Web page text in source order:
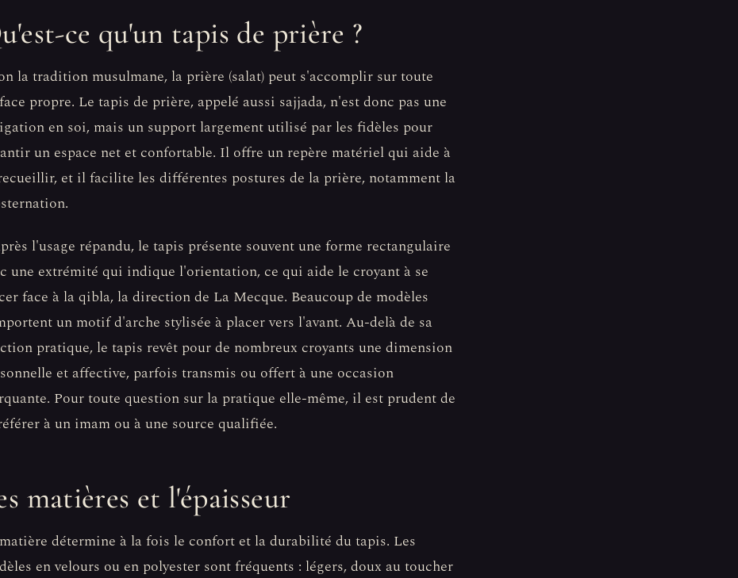
ce qu'un tapis de prière ?
la tradition musulmane, la prière (salat) peut s'accomplir sur toute
propre. Le tapis de prière, appelé aussi sajjada, n'est donc pas une
en soi, mais un support largement utilisé par les fidèles pour
un espace net et confortable. Il offre un repère matériel qui aide à
et il facilite les différentes postures de la prière, notamment la
l'usage répandu, le tapis présente souvent une forme rectangulaire
une extrémité qui indique l'orientation, ce qui aide le croyant à se
face à la qibla, la direction de La Mecque. Beaucoup de modèles
un motif d'arche stylisée à placer vers l'avant. Au-delà de sa
pratique, le tapis revêt pour de nombreux croyants une dimension
et affective, parfois transmis ou offert à une occasion
Pour toute question sur la pratique elle-même, il est prudent de
à un imam ou à une source qualifiée.
matières et l'épaisseur
détermine à la fois le confort et la durabilité du tapis. Les
en velours ou en polyester sont fréquents : légers, doux au toucher